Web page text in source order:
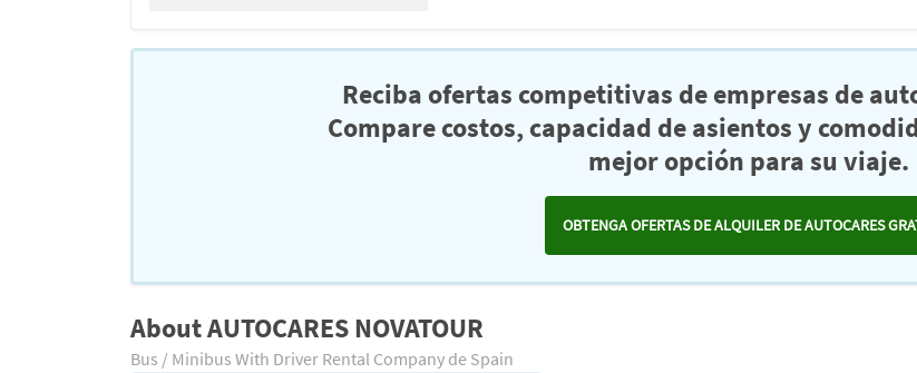
Reciba ofertas competitivas de empresas de
Compare costos, capacidad de asientos y
mejor opción para su viaje.
OBTENGA OFERTAS DE ALQUILER DE AUTOCARES
About AUTOCARES NOVATOUR
Bus / Minibus With Driver Rental Company de Spain